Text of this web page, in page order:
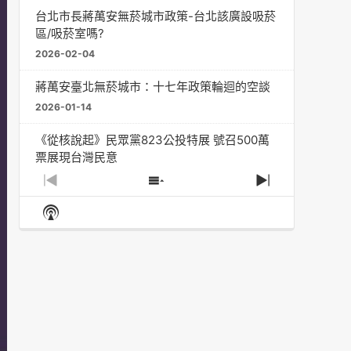
台北市長蔣萬安無菸城市政策-台北該廣設吸菸
區/吸菸室嗎?
2026-02-04
蔣萬安臺北無菸城市：十七年政策輪迴的空談
2026-01-14
《從核說起》民眾黨823公投特展 號召500萬
票展現台灣民意
2025-08-11
大罷免凸 <726,823反罷免主題曲> #大展鴻圖
2025-07-05
Previous
Episode
Show
Episodes
Next
Episode
Show
Podcast